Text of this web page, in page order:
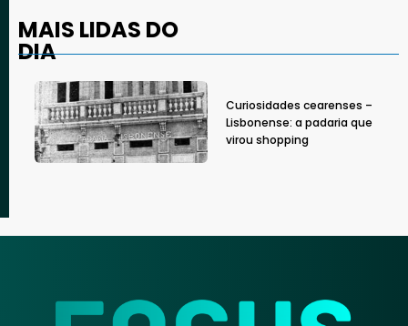
MAIS LIDAS DO
DIA
Curiosidades cearenses –
Lisbonense: a padaria que
virou shopping